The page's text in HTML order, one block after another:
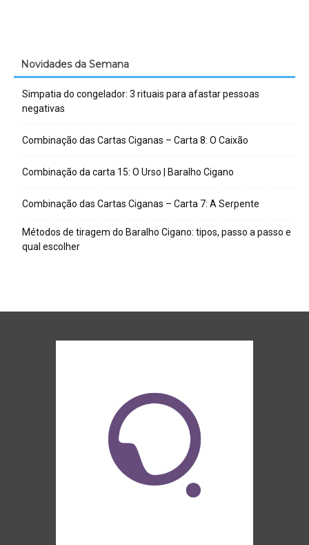
Novidades da Semana
Simpatia do congelador: 3 rituais para afastar pessoas
negativas
Combinação das Cartas Ciganas – Carta 8: O Caixão
Combinação da carta 15: O Urso | Baralho Cigano
Combinação das Cartas Ciganas – Carta 7: A Serpente
Métodos de tiragem do Baralho Cigano: tipos, passo a passo e
qual escolher